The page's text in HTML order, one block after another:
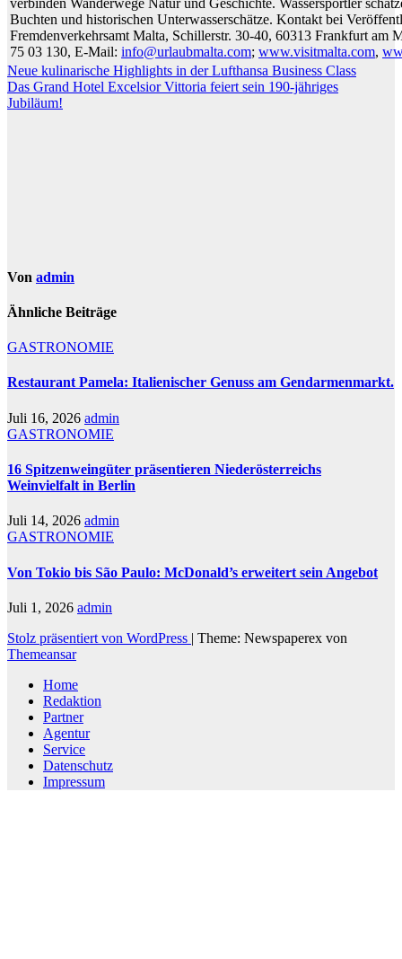
verbinden Wanderwege Natur und Geschichte. Wassersportler
Buchten und historischen Unterwasserschätze. Kontakt bei
Fremdenverkehrsamt Malta, Schillerstr. 30-40, 60313 Frankfurt am
75 03 130, E-Mail: info@urlaubmalta.com; www.visitmalta.com,
Beitragsnavigation
Neue kulinarische Highlights in der Lufthansa Business Class
Das Grand Hotel Excelsior Vittoria feiert sein 190-jähriges
Jubiläum!
Von admin
Ähnliche Beiträge
GASTRONOMIE
Restaurant Pamela: Italienischer Genuss am Gendarmenmarkt.
Juli 16, 2026 admin
GASTRONOMIE
16 Spitzenweingüter präsentieren Niederösterreichs
Weinvielfalt in Berlin
Juli 14, 2026 admin
GASTRONOMIE
Von Tokio bis São Paulo: McDonald’s erweitert sein Angebot
Juli 1, 2026 admin
Stolz präsentiert von WordPress | Theme: Newspaperex von
Themeansar
Home
Redaktion
Partner
Agentur
Service
Datenschutz
Impressum